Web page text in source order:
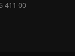
411 00